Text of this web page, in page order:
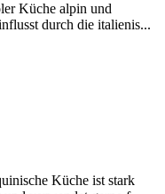
Küche alpin und
durch die italienis...
Küche ist stark